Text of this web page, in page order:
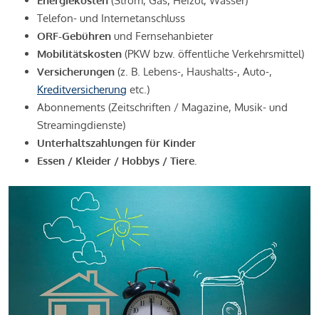
Telefon- und Internetanschluss
ORF-Gebühren und Fernsehanbieter
Mobilitätskosten (PKW bzw. öffentliche Verkehrsmittel)
Versicherungen (z. B. Lebens-, Haushalts-, Auto-,
Kreditversicherung etc.)
Abonnements (Zeitschriften / Magazine, Musik- und
Streamingdienste)
Unterhaltszahlungen für Kinder
Essen / Kleider / Hobbys / Tiere.